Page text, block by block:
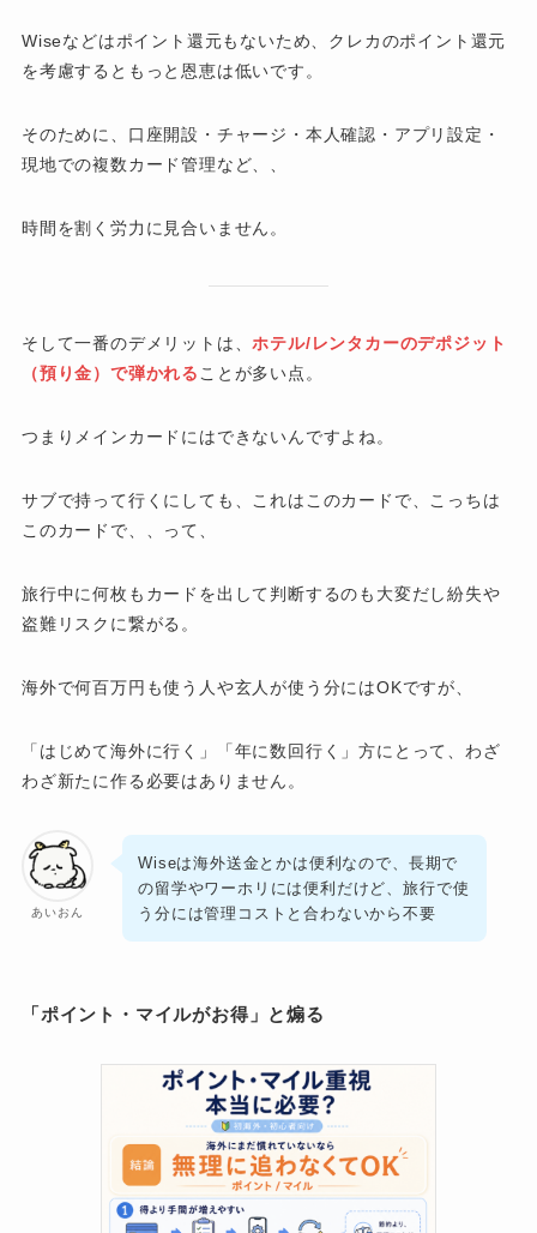
Wiseなどはポイント還元もないため、クレカのポイント還元
を考慮するともっと恩恵は低いです。
そのために、口座開設・チャージ・本人確認・アプリ設定・
現地での複数カード管理など、、
時間を割く労力に見合いません。
そして一番のデメリットは、ホテル/レンタカーのデポジット
（預り金）で弾かれる ことが多い点。
つまりメインカードにはできないんですよね。
サブで持って行くにしても、これはこのカードで、こっちは
このカードで、、って、
旅行中に何枚もカードを出して判断するのも大変だし紛失や
盗難リスクに繋がる。
海外で何百万円も使う人や玄人が使う分にはOKですが、
「はじめて海外に行く」「年に数回行く」方にとって、わざ
わざ新たに作る必要はありません。
あいおん
Wiseは海外送金とかは便利なので、長期で
の留学やワーホリには便利だけど、旅行で使
う分には管理コストと合わないから不要
「ポイント・マイルがお得」と煽る